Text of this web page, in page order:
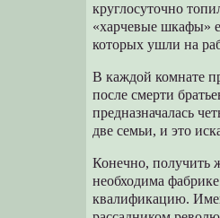
круглосуточно
«харчевые шкафы»
которых ушли на
В каждой комнате
после смерти
предназначалась
две семьи, и это
Конечно, получить
необходима
квалификацию.